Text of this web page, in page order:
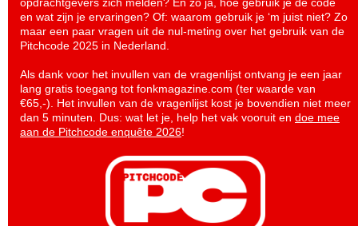
en wat zijn je ervaringen? Of: waarom gebruik je ‘m juist niet? Zo
maar een paar vragen uit de nul-meting over het gebruik van de
Pitchcode 2025 in Nederland.
Als dank voor het invullen van de vragenlijst ontvang je een jaar
lang gratis toegang tot fonkmagazine.com (ter waarde van
€65,-). Het invullen van de vragenlijst kost je bovendien niet meer
dan 5 minuten. Dus: wat let je, help het vak vooruit en doe mee
aan de Pitchcode enquête 2026!